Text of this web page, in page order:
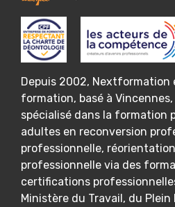
Depuis 2002, Nextformation
formation, basé à
spécialisé dans la formation
adultes en reconversion
professionnelle,
professionnelle via des
certifications
Ministère du Travail, du Plein